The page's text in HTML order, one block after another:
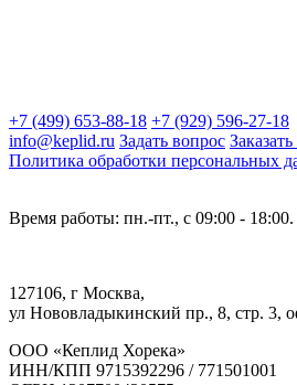
+7 (499) 653-88-18 +7 (929) 596-27-18
info@keplid.ru Задать вопрос
Политика обработки персональных
Время работы: пн.-пт., с 09:00 - 18:00.
127106, г Москва,
ул Нововладыкинский пр., 8, стр. 3,
ООО «Кеплид Хорека»
ИНН/КПП 9715392296 / 771501001